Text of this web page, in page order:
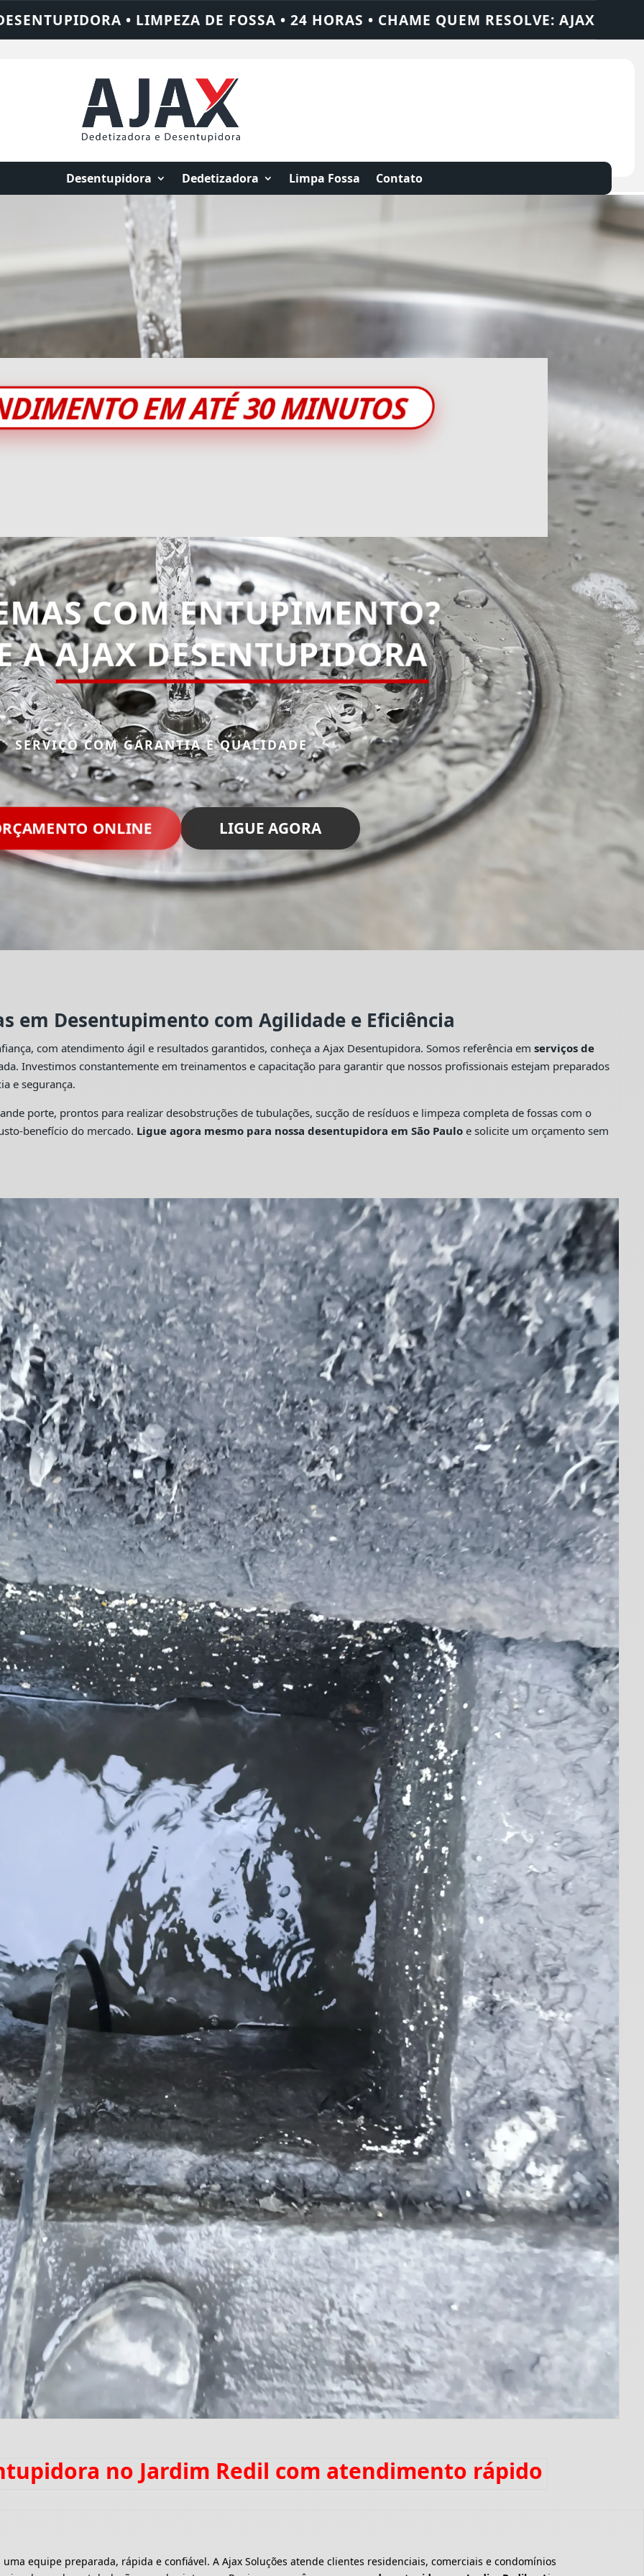
• CHAME QUEM RESOLVE: AJAX SOLUÇÕES DEDETIZADORA •
Desentupidora Dedetizadora Limpa Fossa Contato
EM ATÉ 30 MINUTOS
COM ENTUPIMENTO?
AAJAX DESENTUPIDORA
SERVIÇO COM GARANTIA E QUALIDADE
ONLINE LIGUE AGORA
em Desentupimento com Agilidade e Eficiência
com atendimento ágil e resultados garantidos, conheça a Ajax Desentupidora. Somos referência em serviços de
Investimos constantemente em treinamentos e capacitação para garantir que nossos profissionais estejam preparados
e segurança.
porte, prontos para realizar desobstruções de tubulações, sucção de resíduos e limpeza completa de fossas com o
benefício do mercado. Ligue agora mesmo para nossa desentupidora em São Pauloe solicite um orçamento sem
no Jardim Redil com atendimento rápido
equipe preparada, rápida e confiável. A Ajax Soluções atende clientes residenciais, comerciais e condomínios